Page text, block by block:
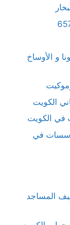
و الأوساخ
الكويت
في الكويت
في
تنظيف المساجد